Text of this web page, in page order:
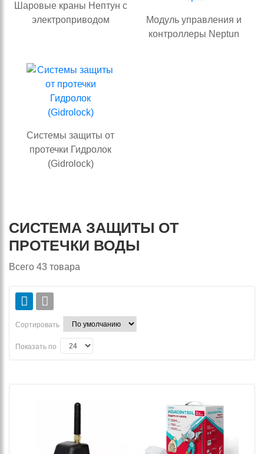
Шаровые краны Нептун с
электроприводом
Модуль управления и
контроллеры Neptun
Системы защиты от
протечки Гидролок
(Gidrolock)
СИСТЕМА ЗАЩИТЫ ОТ
ПРОТЕЧКИ ВОДЫ
Всего 43 товара
Сортировать
Показать по